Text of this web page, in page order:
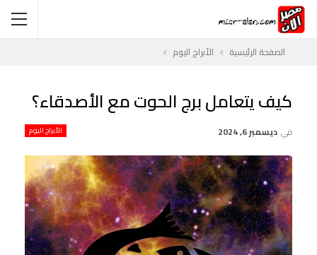
الصفحة الرئيسية الأبراج اليوم
كيف يتعامل برج الحوت مع الأصدقاء؟
الأبراج اليوم في ديسمبر 6, 2024